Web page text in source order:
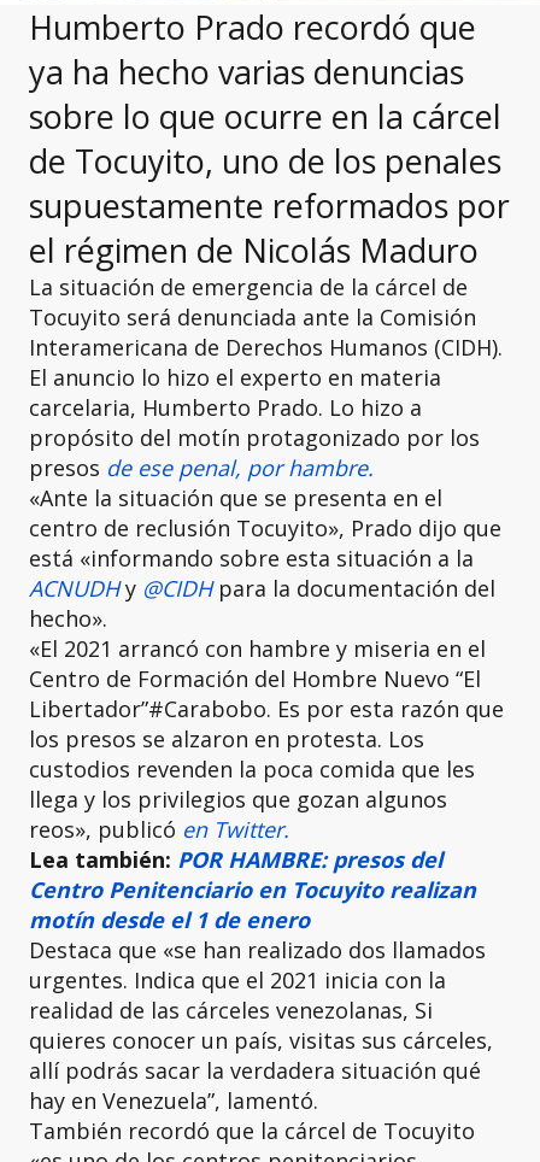
Humberto Prado recordó que
ya ha hecho varias denuncias
sobre lo que ocurre en la cárcel
de Tocuyito, uno de los penales
supuestamente reformados por
el régimen de Nicolás Maduro
La situación de emergencia de la cárcel de
Tocuyito será denunciada ante la Comisión
Interamericana de Derechos Humanos (CIDH).
El anuncio lo hizo el experto en materia
carcelaria, Humberto Prado. Lo hizo a
propósito del motín protagonizado por los
presos de ese penal, por hambre.
«Ante la situación que se presenta en el
centro de reclusión Tocuyito», Prado dijo que
está «informando sobre esta situación a la
ACNUDHy @CIDHpara la documentación del
hecho».
«El 2021 arrancó con hambre y miseria en el
Centro de Formación del Hombre Nuevo “El
Libertador”#Carabobo. Es por esta razón que
los presos se alzaron en protesta. Los
custodios revenden la poca comida que les
llega y los privilegios que gozan algunos
reos», publicó en Twitter.
Lea también: POR HAMBRE: presos del
Centro Penitenciario en Tocuyito realizan
motín desde el 1 de enero
Destaca que «se han realizado dos llamados
urgentes. Indica que el 2021 inicia con la
realidad de las cárceles venezolanas, Si
quieres conocer un país, visitas sus cárceles,
allí podrás sacar la verdadera situación qué
hay en Venezuela”, lamentó.
También recordó que la cárcel de Tocuyito